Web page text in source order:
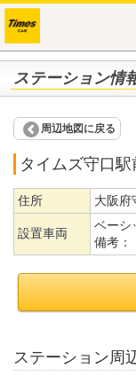
ステーション情
周辺地図に戻る
タイムズ守口駅
住所 大阪府
設置車両
ベーシ
備考：
ステーション周